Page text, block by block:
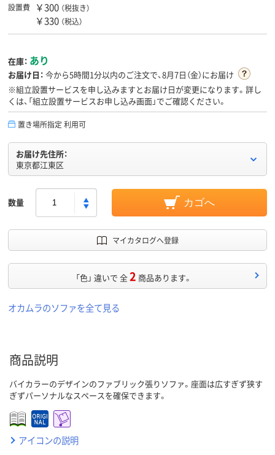
設置費
￥300 （税抜き）
￥330 （税込）
在庫： あり
お届け日： 今から5時間1分以内のご注文で、8月7日（金）にお届け
※組立設置サービスを申し込みますとお届け日が変更になります。詳し
くは、「組立設置サービスお申し込み画面」でご確認ください。
置き場所指定 利用可
お届け先住所：
東京都江東区
数量 カゴへ
マイカタログへ登録
「色」 違いで 全2 商品あります。
オカムラのソファを全て見る
商品説明
バイカラーのデザインのファブリック張りソファ。座面は広すぎず狭す
ぎずパーソナルなスペースを確保できます。
アイコンの説明